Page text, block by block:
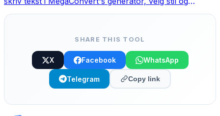
SHARE THIS TOOL
X Facebook WhatsApp
Telegram Copy link